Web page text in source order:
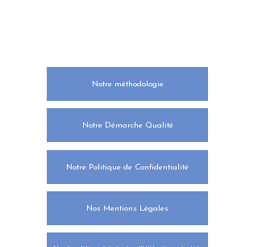
Notre méthodologie
Notre Démarche Qualité
Notre Politique de Confidentialité
Nos Mentions Légales